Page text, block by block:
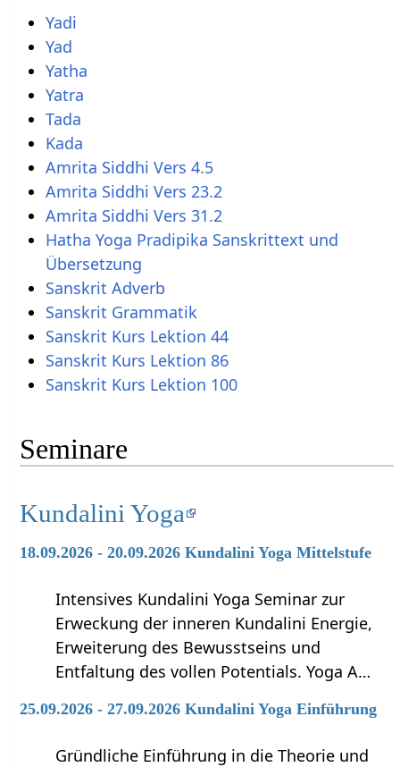
Yadi
Yad
Yatha
Yatra
Tada
Kada
Amrita Siddhi Vers 4.5
Amrita Siddhi Vers 23.2
Amrita Siddhi Vers 31.2
Hatha Yoga Pradipika Sanskrittext und
Übersetzung
Sanskrit Adverb
Sanskrit Kurs Lektion 44
Sanskrit Kurs Lektion 86
Sanskrit Kurs Lektion 100
Seminare
Kundalini Yoga
18.09.2026 - 20.09.2026 Kundalini Yoga Mittelstufe
Intensives Kundalini Yoga Seminar zur
Erweckung der inneren Kundalini Energie,
Erweiterung des Bewusstseins und
Entfaltung des vollen Potentials. Yoga A…
25.09.2026 - 27.09.2026 Kundalini Yoga Einführung
Gründliche Einführung in die Theorie und